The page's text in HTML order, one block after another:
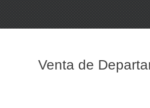
Venta de